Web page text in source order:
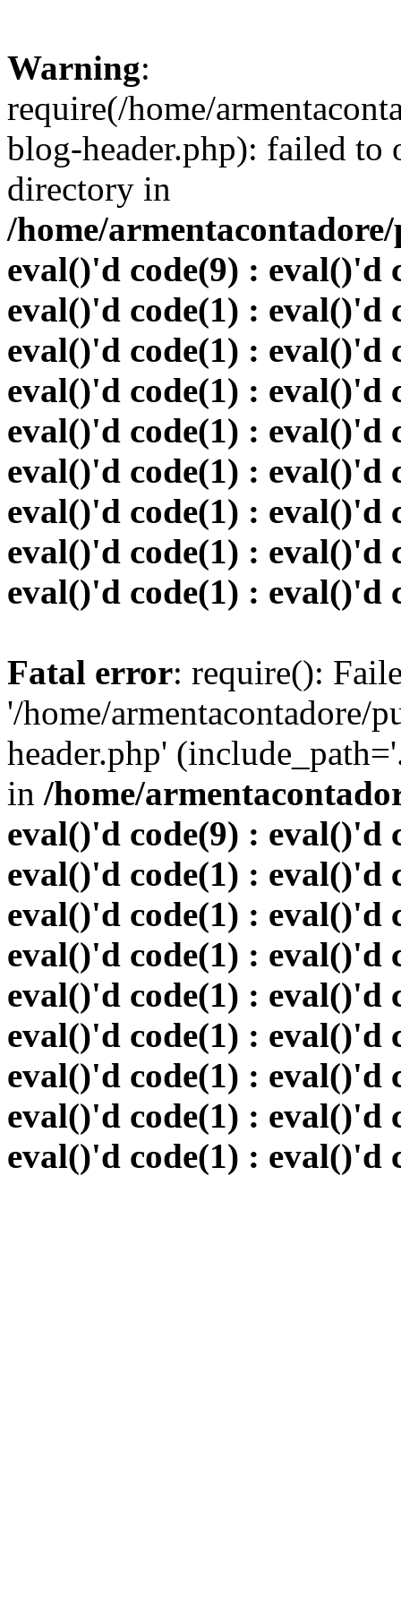
Warning:
require(/home/
blog-header.php): failed to
directory in
/home/
eval()'d code(9) : eval()'d
eval()'d code(1) : eval()'d
eval()'d code(1) : eval()'d
eval()'d code(1) : eval()'d
eval()'d code(1) : eval()'d
eval()'d code(1) : eval()'d
eval()'d code(1) : eval()'d
eval()'d code(1) : eval()'d
eval()'d code(1) : eval()'d
Fatal error: require():
'/home/armentacontadore/
header.php'
in /home/
eval()'d code(9) : eval()'d
eval()'d code(1) : eval()'d
eval()'d code(1) : eval()'d
eval()'d code(1) : eval()'d
eval()'d code(1) : eval()'d
eval()'d code(1) : eval()'d
eval()'d code(1) : eval()'d
eval()'d code(1) : eval()'d
eval()'d code(1) : eval()'d